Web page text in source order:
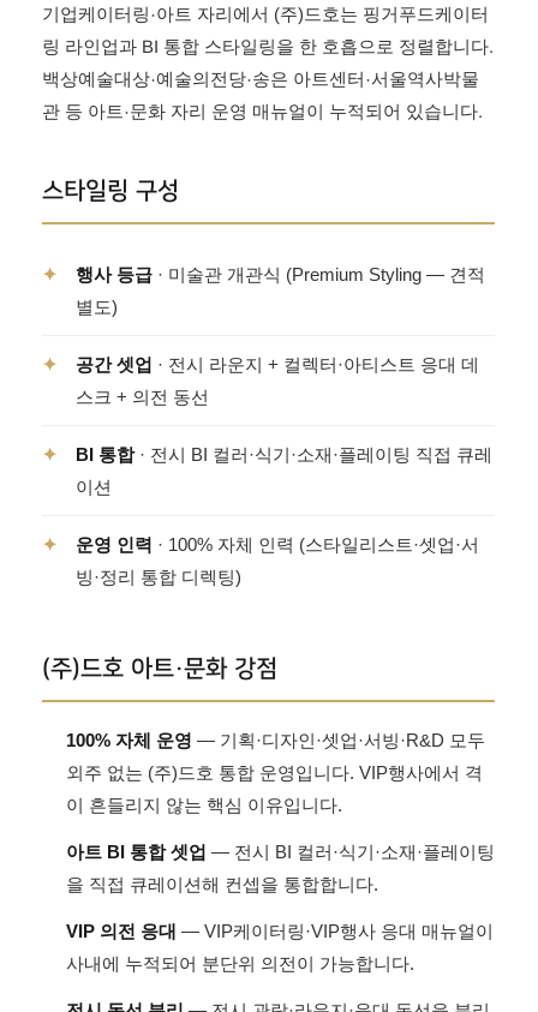
기업케이터링·아트 자리에서 (주)드호는 핑거푸드케이터
링 라인업과 BI 통합 스타일링을 한 호흡으로 정렬합니다.
백상예술대상·예술의전당·송은 아트센터·서울역사박물
관 등 아트·문화 자리 운영 매뉴얼이 누적되어 있습니다.
스타일링 구성
✦ 행사 등급 · 미술관 개관식 (Premium Styling — 견적
별도)
✦ 공간 셋업 · 전시 라운지 + 컬렉터·아티스트 응대 데
스크 + 의전 동선
✦ BI 통합· 전시 BI 컬러·식기·소재·플레이팅 직접 큐레
이션
✦ 운영 인력 · 100% 자체 인력 (스타일리스트·셋업·서
빙·정리 통합 디렉팅)
(주)드호 아트·문화 강점
100% 자체 운영 — 기획·디자인·셋업·서빙·R&D 모두
외주 없는 (주)드호 통합 운영입니다. VIP행사에서 격
이 흔들리지 않는 핵심 이유입니다.
아트 BI 통합 셋업 — 전시 BI 컬러·식기·소재·플레이팅
을 직접 큐레이션해 컨셉을 통합합니다.
VIP 의전 응대 — VIP케이터링·VIP행사 응대 매뉴얼이
사내에 누적되어 분단위 의전이 가능합니다.